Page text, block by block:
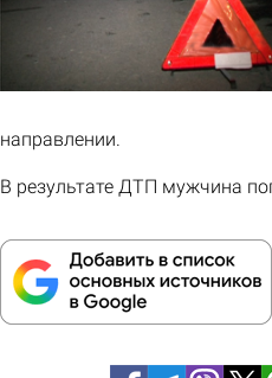
направлении.
В результате ДТП мужчина